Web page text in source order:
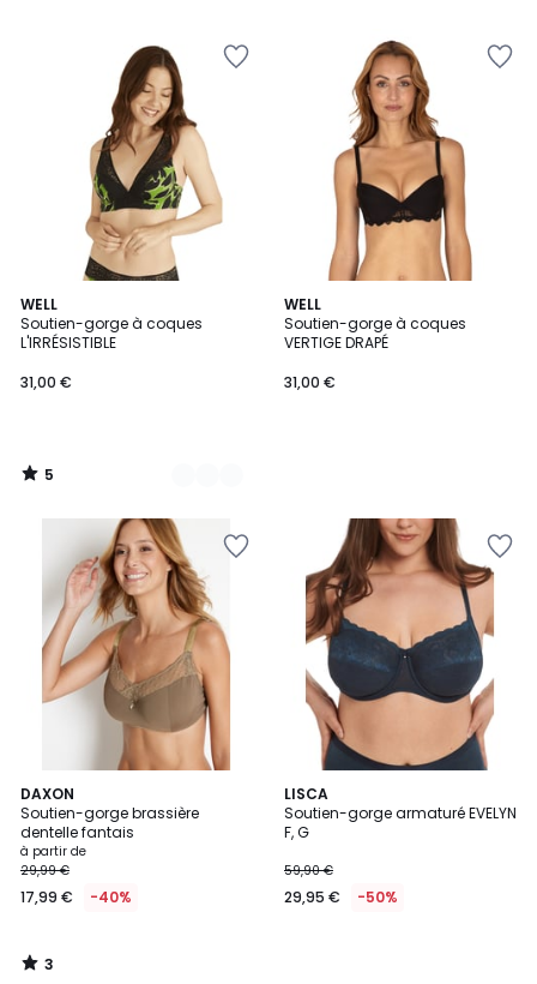
WELL
Soutien-gorge à coques
L'IRRÉSISTIBLE
31,00 €
5
/
5
7
Couleurs
5
/
WELL
Soutien-gorge à coques
VERTIGE DRAPÉ
31,00 €
DAXON
Soutien-gorge brassière
dentelle fantais
à partir de
29,99 €
17,99 € -40%
3
/
5
3
/
LISCA
Soutien-gorge armaturé EVELYN
F, G
59,90 €
29,95 € -50%